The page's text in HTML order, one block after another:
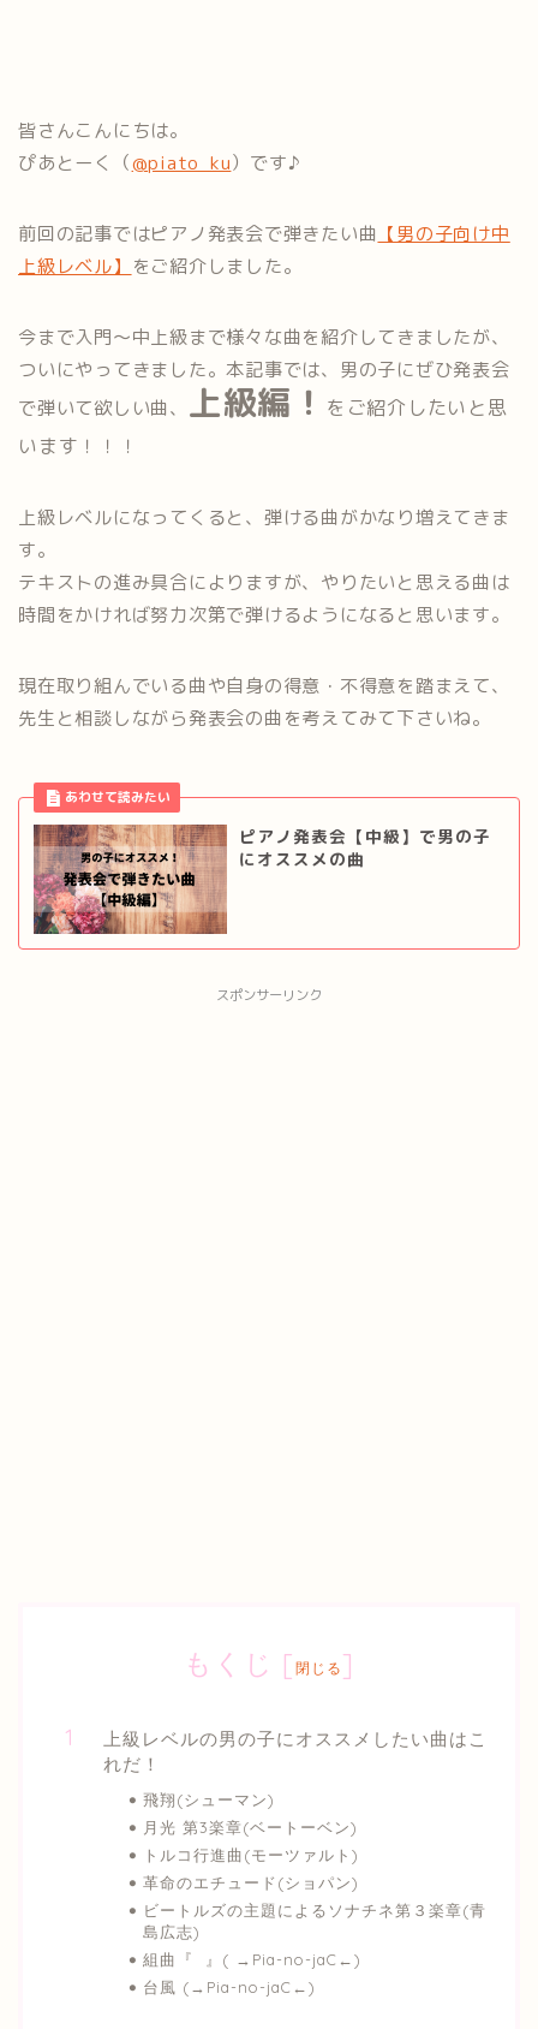
皆さんこんにちは。
ぴあとーく（@piato_ku）です♪
前回の記事ではピアノ発表会で弾きたい曲 【男の子向け中
上級レベル】 をご紹介しました。
今まで入門〜中上級まで様々な曲を紹介してきましたが、
ついにやってきました。本記事では、男の子にぜひ発表会
で弾いて欲しい曲、 上級編！ をご紹介したいと思
います！！！
上級レベルになってくると、弾ける曲がかなり増えてきま
す。
テキストの進み具合によりますが、やりたいと思える曲は
時間をかければ努力次第で弾けるようになると思います。
現在取り組んでいる曲や自身の得意・不得意を踏まえて、
先生と相談しながら発表会の曲を考えてみて下さいね。
ピアノ発表会【中級】で男の子
にオススメの曲
スポンサーリンク
もくじ [ 閉じる ]
上級レベルの男の子にオススメしたい曲はこ
れだ！
飛翔(シューマン)
月光 第3楽章(ベートーベン)
トルコ行進曲(モーツァルト)
革命のエチュード(ショパン)
ビートルズの主題によるソナチネ第３楽章(青
島広志)
組曲『 』( →Pia-no-jaC←)
台風 (→Pia-no-jaC←)